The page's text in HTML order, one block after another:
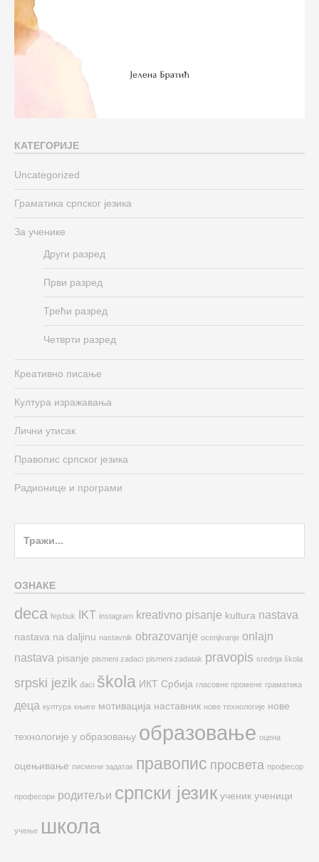
КАТЕГОРИЈЕ
Uncategorized
Граматика српског језика
За ученике
Други разред
Први разред
Трећи разред
Четврти разред
Креативно писање
Култура изражавања
Лични утисак
Правопис српског језика
Радионице и програми
ОЗНАКЕ
deca fejsbuk IKT instagram kreativno pisanje kultura nastava
nastava na daljinu nastavnik obrazovanje ocenjivanje onlajn
nastava pisanje pismeni zadaci pismeni zadatak pravopis srednja škola
srpski jezik đaci škola ИКТ Србија гласовне промене граматика
деца култура књиге мотивација наставник нове технологије нове
технологије у образовању образовање оцена
оцењивање писмени задатак правопис просвета професор
професори родитељи српски језик ученик ученици
учење школа